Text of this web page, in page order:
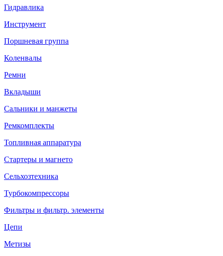
Гидравлика
Инструмент
Поршневая группа
Коленвалы
Ремни
Вкладыши
Сальники и манжеты
Ремкомплекты
Топливная аппаратура
Стартеры и магнето
Сельхозтехника
Турбокомпрессоры
Фильтры и фильтр. элементы
Цепи
Метизы